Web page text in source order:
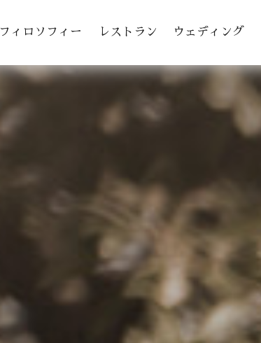
フィロソフィー レストラン ウェディング